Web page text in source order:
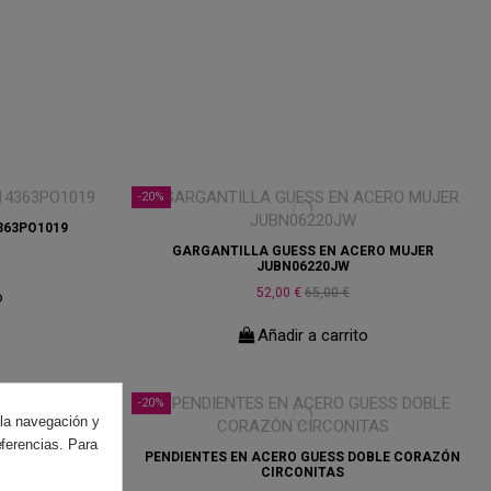
-20%
GARGANTILLA GUESS EN ACERO MUJER
JUBN06220JW
52,00 € 65,00 €
Añadir a carrito
DOBLE
-20%
PENDIENTES EN ACERO GUESS DOBLE CORAZÓN
CIRCONITAS
navegación y
Para